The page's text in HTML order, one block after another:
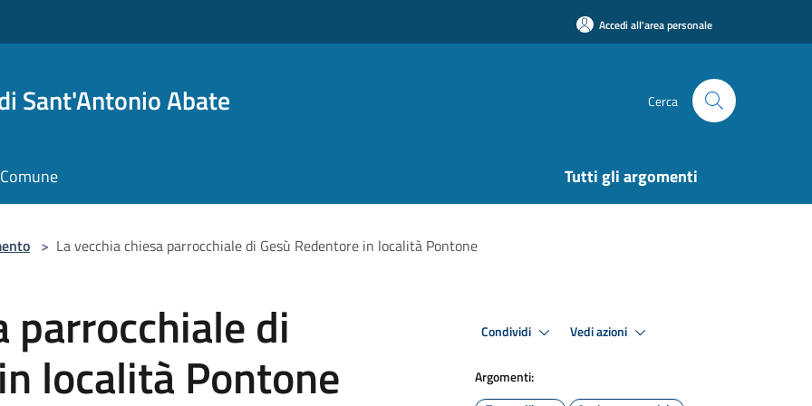
Accedi all'area personale
Sant'Antonio Abate Cerca
Tutti gli argomenti
> La vecchia chiesa parrocchiale di Gesù Redentore in località Pontone
parrocchiale di
località Pontone
Condividi Vedi azioni
Argomenti: